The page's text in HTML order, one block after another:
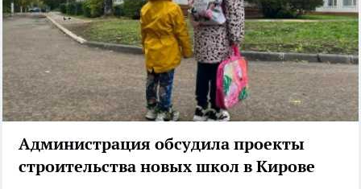
Администрация обсудила проекты
строительства новых школ в Кирове